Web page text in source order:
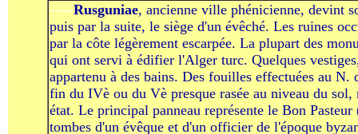
-----Rusguniae, ancienne ville phénicienne, devint
puis par la suite, le siège d'un évêché. Les ruines
par la côte légèrement escarpée. La plupart des
qui ont servi à édifier l'Alger turc. Quelques
appartenu à des bains. Des fouilles effectuées au
fin du IVè ou du Vè presque rasée au niveau du
état. Le principal panneau représente le Bon
tombes d'un évêque et d'un officier de l'époque